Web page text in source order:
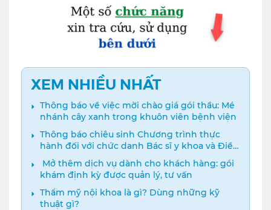
XEM NHIỀU NHẤT
Thông báo về việc mời chào giá gói thầu: Mé
nhánh cây xanh trong khuôn viên bệnh viện
Thông báo chiêu sinh Chương trình thực
hành đối với chức danh Bác sĩ y khoa và Điều
dưỡng năm 2024
️ Mở thêm dịch vụ dành cho khách hàng: gói
khám định kỳ được quản lý, tư vấn
Thẩm mỹ nội khoa là gì? Dùng những kỹ
thuật gì?